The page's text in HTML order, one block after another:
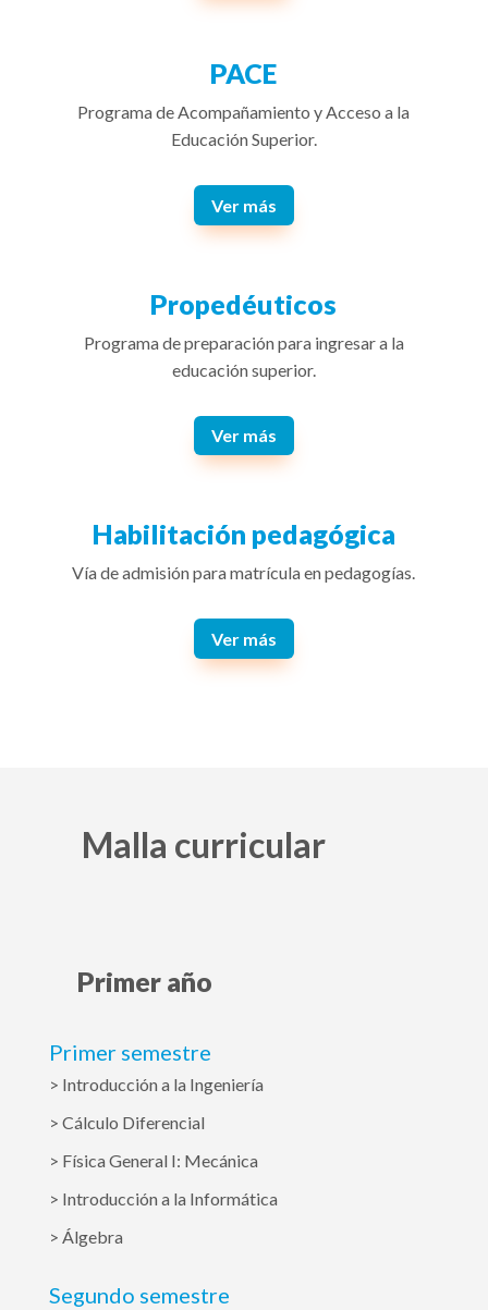
PACE
Programa de Acompañamiento y Acceso a la
Educación Superior.
Ver más
Propedéuticos
Programa de preparación para ingresar a la
educación superior.
Ver más
Habilitación pedagógica
Vía de admisión para matrícula en pedagogías.
Ver más
Malla curricular
Primer año
Primer semestre
> Introducción a la Ingeniería
> Cálculo Diferencial
> Física General I: Mecánica
> Introducción a la Informática
> Álgebra
Segundo semestre